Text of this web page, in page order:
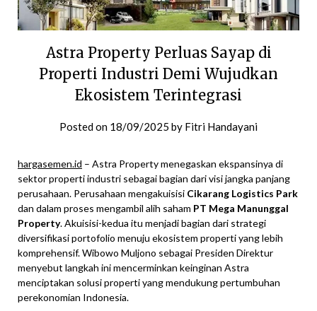
Astra Property Perluas Sayap di
Properti Industri Demi Wujudkan
Ekosistem Terintegrasi
Posted on 18/09/2025 by Fitri Handayani
hargasemen.id – Astra Property menegaskan ekspansinya di
sektor properti industri sebagai bagian dari visi jangka panjang
perusahaan. Perusahaan mengakuisisi Cikarang Logistics Park
dan dalam proses mengambil alih saham PT Mega Manunggal
Property. Akuisisi-kedua itu menjadi bagian dari strategi
diversifikasi portofolio menuju ekosistem properti yang lebih
komprehensif. Wibowo Muljono sebagai Presiden Direktur
menyebut langkah ini mencerminkan keinginan Astra
menciptakan solusi properti yang mendukung pertumbuhan
perekonomian Indonesia.